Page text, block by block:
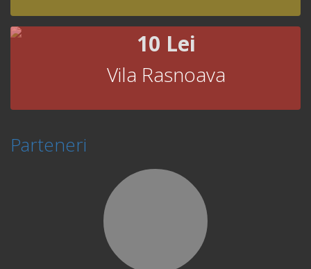
10 Lei
Vila Rasnoava
Parteneri